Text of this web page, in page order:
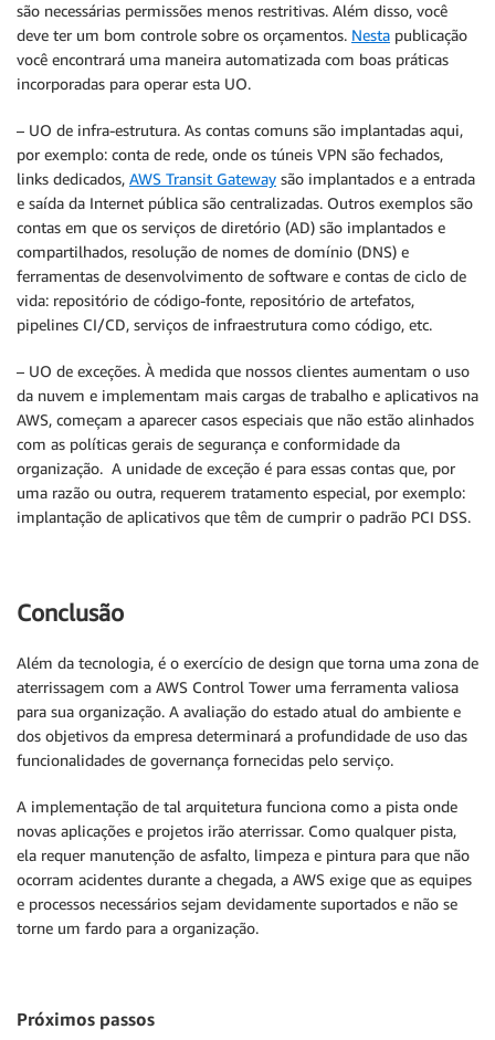
são necessárias permissões menos restritivas. Além disso, você
deve ter um bom controle sobre os orçamentos. Nesta publicação
você encontrará uma maneira automatizada com boas práticas
incorporadas para operar esta UO.
– UO de infra-estrutura. As contas comuns são implantadas aqui,
por exemplo: conta de rede, onde os túneis VPN são fechados,
links dedicados, AWS Transit Gateway são implantados e a entrada
e saída da Internet pública são centralizadas. Outros exemplos são
contas em que os serviços de diretório (AD) são implantados e
compartilhados, resolução de nomes de domínio (DNS) e
ferramentas de desenvolvimento de software e contas de ciclo de
vida: repositório de código-fonte, repositório de artefatos,
pipelines CI/CD, serviços de infraestrutura como código, etc.
– UO de exceções. À medida que nossos clientes aumentam o uso
da nuvem e implementam mais cargas de trabalho e aplicativos na
AWS, começam a aparecer casos especiais que não estão alinhados
com as políticas gerais de segurança e conformidade da
organização. A unidade de exceção é para essas contas que, por
uma razão ou outra, requerem tratamento especial, por exemplo:
implantação de aplicativos que têm de cumprir o padrão PCI DSS.
Conclusão
Além da tecnologia, é o exercício de design que torna uma zona de
aterrissagem com a AWS Control Tower uma ferramenta valiosa
para sua organização. A avaliação do estado atual do ambiente e
dos objetivos da empresa determinará a profundidade de uso das
funcionalidades de governança fornecidas pelo serviço.
A implementação de tal arquitetura funciona como a pista onde
novas aplicações e projetos irão aterrissar. Como qualquer pista,
ela requer manutenção de asfalto, limpeza e pintura para que não
ocorram acidentes durante a chegada, a AWS exige que as equipes
e processos necessários sejam devidamente suportados e não se
torne um fardo para a organização.
Próximos passos